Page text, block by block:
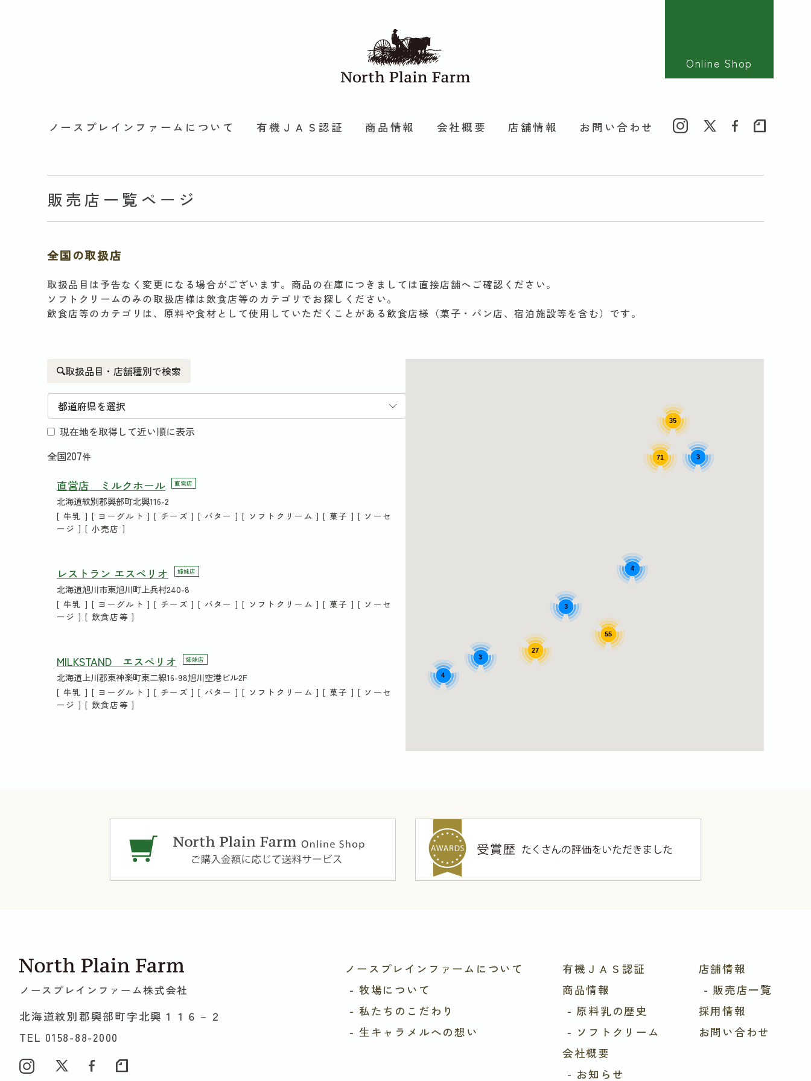
Online Shop
ノースプレインファームについて 有機ＪＡＳ認証 商品情報 会社概要 店舗情報 お問い合わせ
販売店一覧ページ
全国の取扱店
取扱品目は予告なく変更になる場合がございます。商品の在庫につきましては直接店舗へご確認ください。
ソフトクリームのみの取扱店様は飲食店等のカテゴリでお探しください。
飲食店等のカテゴリは、原料や食材として使用していただくことがある飲食店様（菓子・パン店、宿泊施設等を含む）です。
取扱品目・店舗種別で検索
現在地を取得して近い順に表示
全国207件
直営店 ミルクホール 直営店
北海道紋別郡興部町北興116-2
[ 牛乳 ] [ ヨーグルト ] [ チーズ ] [ バター ] [ ソフトクリーム ] [ 菓子 ] [ ソーセ
ージ ] [ 小売店 ]
レストラン エスペリオ 姉妹店
北海道旭川市東旭川町上兵村240-8
[ 牛乳 ] [ ヨーグルト ] [ チーズ ] [ バター ] [ ソフトクリーム ] [ 菓子 ] [ ソーセ
ージ ] [ 飲食店等 ]
MILKSTAND エスぺリオ 姉妹店
北海道上川郡東神楽町東二線16-98旭川空港ビル2F
[ 牛乳 ] [ ヨーグルト ] [ チーズ ] [ バター ] [ ソフトクリーム ] [ 菓子 ] [ ソーセ
ージ ] [ 飲食店等 ]
ノースプレインファーム緑園 姉妹店
神奈川県県横浜市泉区緑園4丁目1-2
[ 牛乳 ] [ ヨーグルト ] [ チーズ ] [ バター ] [ ソフトクリーム ] [ 菓子 ] [ 飲食店
[ ソフトクリーム ] [ 飲食店等 ]
大阪府大阪市北区梅田1丁目13-13
[ ソフトクリーム ] [ 飲食店等 ]
道の駅おこっぺ
35
71
55
27
3
4
3
3
4
ノースプレインファーム株式会社
北海道紋別郡興部町字北興１１６－２
TEL 0158-88-2000
ノースプレインファームについて
- 牧場について
- 私たちのこだわり
- 生キャラメルへの想い
有機ＪＡＳ認証
商品情報
- 原料乳の歴史
- ソフトクリーム
会社概要
- お知らせ
店舗情報
- 販売店一覧
採用情報
お問い合わせ